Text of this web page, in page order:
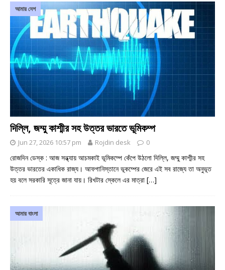
আমার দেশ
দিল্লি, জম্মু কাশ্মীর সহ উত্তর ভারতে ভূমিকম্প
Jun 27, 2026 10:57 pm Rojdin desk 0
রোজদিন ডেস্ক : আজ সন্ধ্যায় আচমকাই ভূমিকম্পে কেঁপে উঠলো দিল্লি, জম্মু কাশ্মীর সহ
উত্তর ভারতের একাধিক রাজ্য। আফগানিস্তানে ভূকম্পের জেরে এই সব রাজ্যে তা অনুভূত
হয় বলে সরকারি সূত্রে জানা যায়। রিখটার স্কেলে এর মাত্রা […]
আমার বাংলা